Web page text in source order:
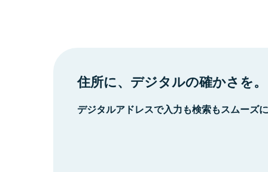
住所に、デジタルの確かさを。
デジタルアドレスで入力も検索もスムーズ